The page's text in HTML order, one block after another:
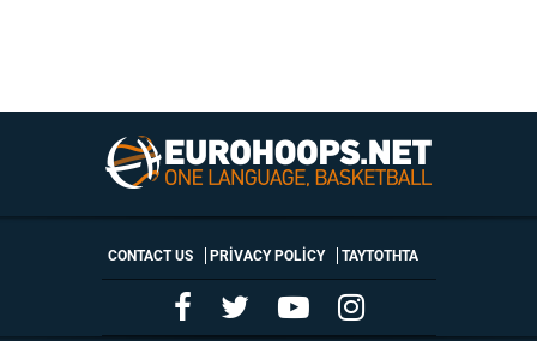
CONTACT US PRIVACY POLICY ΤΑΥΤΟΤΗΤΑ